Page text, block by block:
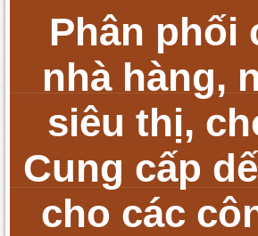
Phân phối
nhà hàng,
siêu thị,
Cung cấp
cho các